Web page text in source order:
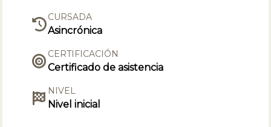
CURSADA
Asincrónica
CERTIFICACIÓN
Certificado de asistencia
NIVEL
Nivel inicial